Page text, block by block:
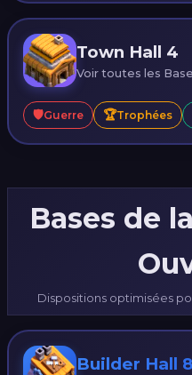
Town Hall 4
Voir toutes les
🛡️Guerre 🏆Trophées
Bases de
Dispositions optimisées
Builder Hall 8